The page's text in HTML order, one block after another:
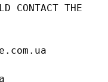
CONTACT THE